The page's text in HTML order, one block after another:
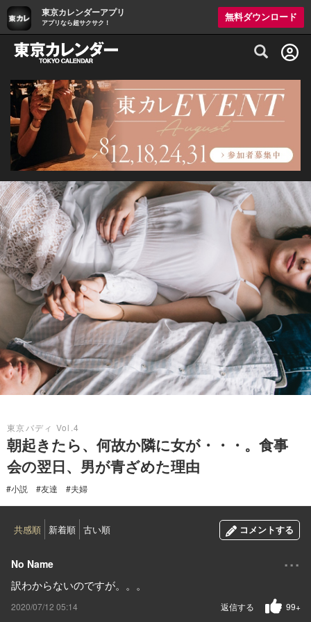
東京カレンダーアプリ
アプリなら超サクサク！
無料ダウンロード
グルメ情報・プレミアムレストラン予約
東京バディ Vol.4
朝起きたら、何故か隣に女が・・・。食事
会の翌日、男が青ざめた理由
#小説 #友達 #夫婦
共感順 新着順 古い順 コメントする
No Name ...
訳わからないのですが。。。
2020/07/12 05:14 99+
返信する